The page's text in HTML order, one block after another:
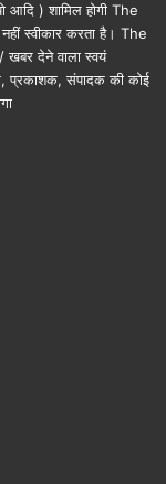
आदि ) शामिल होगी The
स्वीकार करता है। The
खबर देने वाला स्वयं
प्रकाशक, संपादक की कोई